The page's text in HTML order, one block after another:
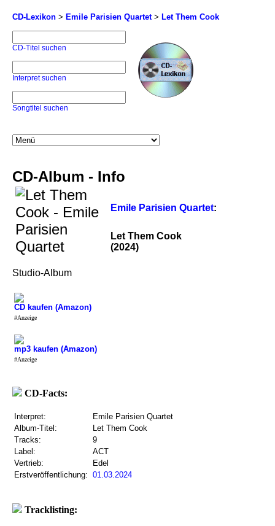
CD-Lexikon > Emile Parisien Quartet> Let Them Cook
CD-Titel suchen
Interpret suchen
Songtitel suchen
CD-Album - Info
Emile Parisien Quartet:
Let Them Cook
(2024)
Studio-Album
CD kaufen (Amazon)
#Anzeige
mp3 kaufen (Amazon)
#Anzeige
CD-Facts:
Interpret:
Emile Parisien Quartet
Album-Titel:
Let Them Cook
Tracks:
9
Label:
ACT
Vertrieb:
Edel
Erstveröffentlichung: 01.03.2024
Tracklisting: